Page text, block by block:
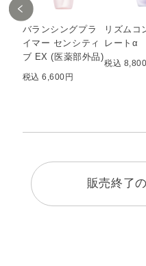
バランシングプラ
イマー センシティ
ブ EX (医薬部外品)
税込 6,600円
リズムコ
レートα
税込
販売終了